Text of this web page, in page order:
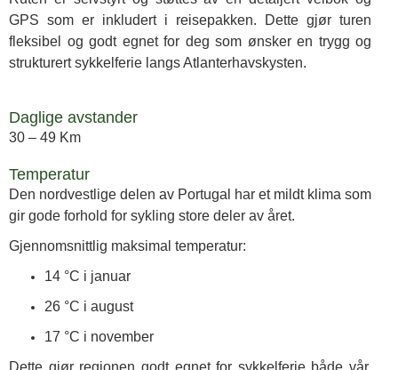
GPS som er inkludert i reisepakken. Dette gjør turen
fleksibel og godt egnet for deg som ønsker en trygg og
strukturert sykkelferie langs Atlanterhavskysten.
Daglige avstander
30 – 49 Km
Temperatur
Den nordvestlige delen av Portugal har et mildt klima som
gir gode forhold for sykling store deler av året.
Gjennomsnittlig maksimal temperatur:
14 °C i januar
26 °C i august
17 °C i november
Dette gjør regionen godt egnet for sykkelferie både vår,